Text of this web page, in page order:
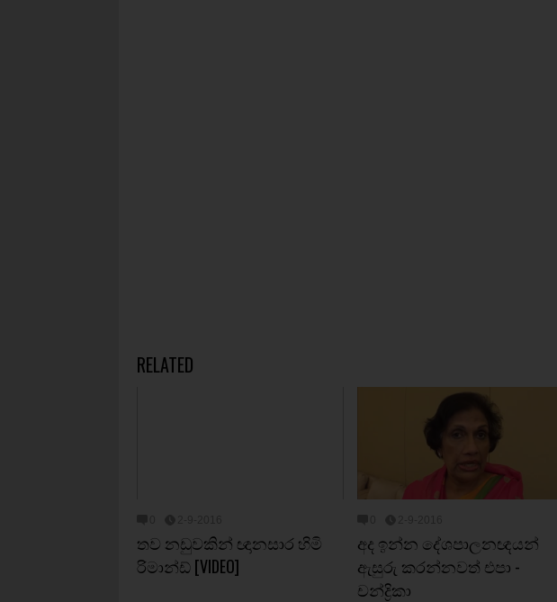
RELATED
තව නඩුවකින් ඥානසාර හිමි
රිමාන්ඩ් [VIDEO]
අද ඉන්න දේශපාලනඥයන්
ඇසුරු කරන්නවත් එපා -
චන්ද්‍රිකා